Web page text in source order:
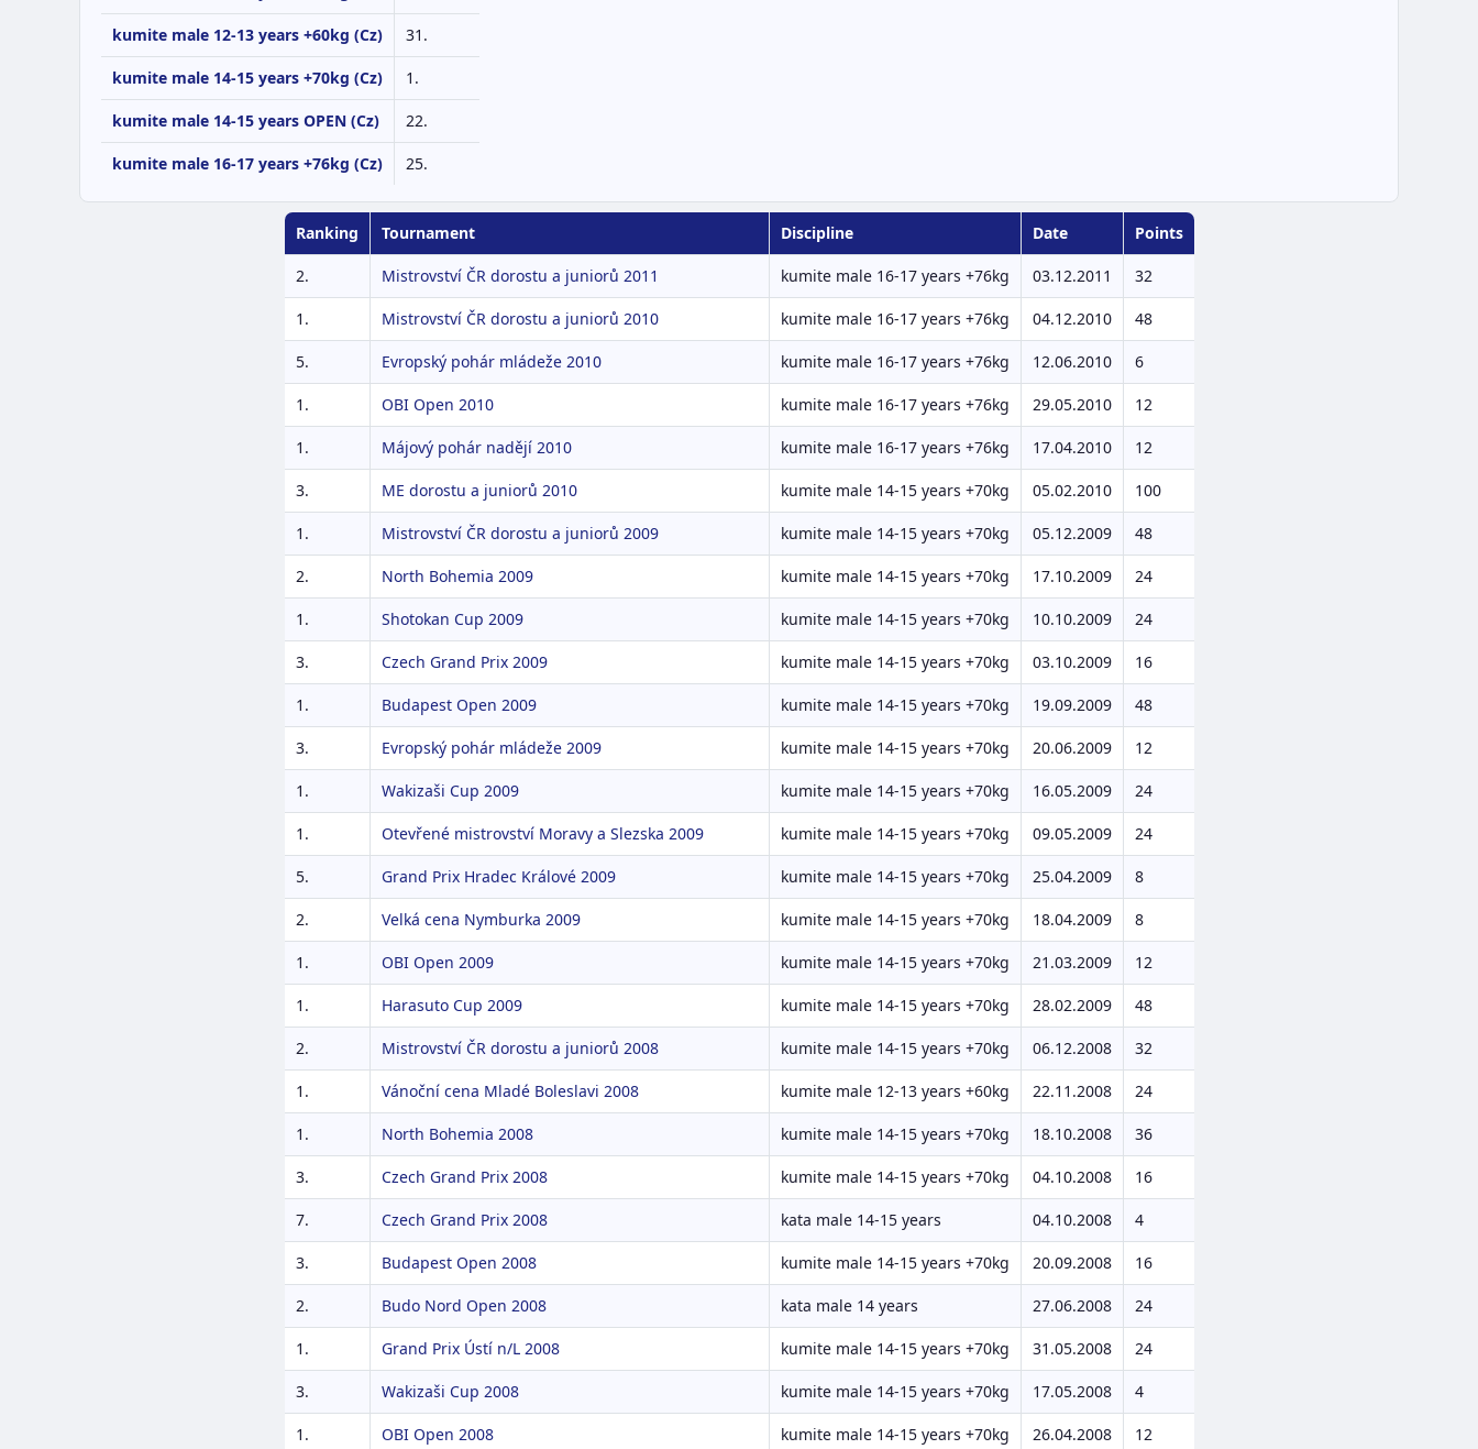
kumite male 12-13 years +60kg (Cz) 31.
kumite male 14-15 years +70kg (Cz) 1.
kumite male 14-15 years OPEN (Cz) 22.
kumite male 16-17 years +76kg (Cz) 25.
Ranking Tournament Discipline Date Points
2. Mistrovství ČR dorostu a juniorů 2011 kumite male 16-17 years +76kg 03.12.2011 32
1. Mistrovství ČR dorostu a juniorů 2010 kumite male 16-17 years +76kg 04.12.2010 48
5. Evropský pohár mládeže 2010 kumite male 16-17 years +76kg 12.06.2010 6
1. OBI Open 2010 kumite male 16-17 years +76kg 29.05.2010 12
1. Májový pohár nadějí 2010 kumite male 16-17 years +76kg 17.04.2010 12
3. ME dorostu a juniorů 2010 kumite male 14-15 years +70kg 05.02.2010 100
1. Mistrovství ČR dorostu a juniorů 2009 kumite male 14-15 years +70kg 05.12.2009 48
2. North Bohemia 2009 kumite male 14-15 years +70kg 17.10.2009 24
1. Shotokan Cup 2009 kumite male 14-15 years +70kg 10.10.2009 24
3. Czech Grand Prix 2009 kumite male 14-15 years +70kg 03.10.2009 16
1. Budapest Open 2009 kumite male 14-15 years +70kg 19.09.2009 48
3. Evropský pohár mládeže 2009 kumite male 14-15 years +70kg 20.06.2009 12
1. Wakizaši Cup 2009 kumite male 14-15 years +70kg 16.05.2009 24
1. Otevřené mistrovství Moravy a Slezska 2009 kumite male 14-15 years +70kg 09.05.2009 24
5. Grand Prix Hradec Králové 2009 kumite male 14-15 years +70kg 25.04.2009 8
2. Velká cena Nymburka 2009 kumite male 14-15 years +70kg 18.04.2009 8
1. OBI Open 2009 kumite male 14-15 years +70kg 21.03.2009 12
1. Harasuto Cup 2009 kumite male 14-15 years +70kg 28.02.2009 48
2. Mistrovství ČR dorostu a juniorů 2008 kumite male 14-15 years +70kg 06.12.2008 32
1. Vánoční cena Mladé Boleslavi 2008 kumite male 12-13 years +60kg 22.11.2008 24
1. North Bohemia 2008 kumite male 14-15 years +70kg 18.10.2008 36
3. Czech Grand Prix 2008 kumite male 14-15 years +70kg 04.10.2008 16
7. Czech Grand Prix 2008 kata male 14-15 years 04.10.2008 4
3. Budapest Open 2008 kumite male 14-15 years +70kg 20.09.2008 16
2. Budo Nord Open 2008 kata male 14 years 27.06.2008 24
1. Grand Prix Ústí n/L 2008 kumite male 14-15 years +70kg 31.05.2008 24
3. Wakizaši Cup 2008 kumite male 14-15 years +70kg 17.05.2008 4
1. OBI Open 2008 kumite male 14-15 years +70kg 26.04.2008 12